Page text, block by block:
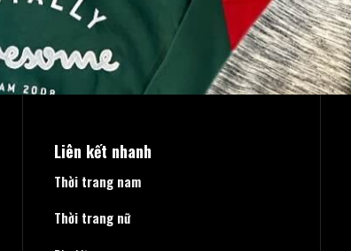
Liên kết nhanh
Thời trang nam
Thời trang nữ